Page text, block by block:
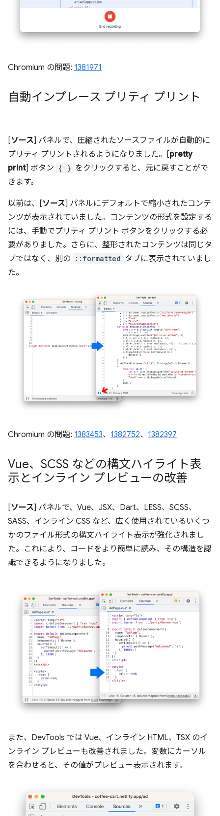
Chromium の問題: 1381971
自動インプレース プリティ プリント
[ソース] パネルで、圧縮されたソースファイルが自動的に
プリティ プリントされるようになりました。[pretty
print] ボタン { } をクリックすると、元に戻すことがで
きます。
以前は、[ソース] パネルにデフォルトで縮小されたコンテ
ンツが表示されていました。コンテンツの形式を設定する
には、手動でプリティ プリント ボタンをクリックする必
要がありました。さらに、整形されたコンテンツは同じタ
ブではなく、別の
::formatted タブに表示されていまし
た。
Chromium の問題: 1383453、 1382752、 1382397
Vue、SCSS などの構文ハイライト表
示とインライン プレビューの改善
[ソース] パネルで、Vue、JSX、Dart、LESS、SCSS、
SASS、インライン CSS など、広く使用されているいくつ
かのファイル形式の構文ハイライト表示が強化されまし
た。これにより、コードをより簡単に読み、その構造を認
識できるようになりました。
また、DevTools では Vue、インライン HTML、TSX のイ
ンライン プレビューも改善されました。変数にカーソル
を合わせると、その値がプレビュー表示されます。